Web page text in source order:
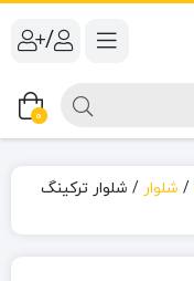
/
0
/ شلوار / شلوار ترکینگ